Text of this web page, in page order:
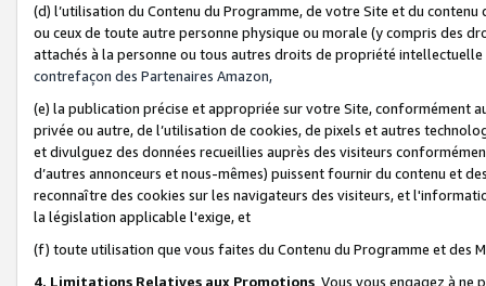
(d) l’utilisation du Contenu du Programme, de votre Site et du
ou ceux de toute autre personne physique ou morale (y compris des
attachés à la personne ou tous autres droits de propriété
contrefaçon des Partenaires Amazon,
(e) la publication précise et appropriée sur votre Site, conformément
privée ou autre, de l’utilisation de cookies, de pixels et autres
et divulguez des données recueillies auprès des visiteurs
d’autres annonceurs et nous-mêmes) puissent fournir du contenu et
reconnaître des cookies sur les navigateurs des visiteurs, et
la législation applicable l'exige, et
(f) toute utilisation que vous faites du Contenu du Programme et des
4. Limitations Relatives aux Promotions Vous vous engagez à ne